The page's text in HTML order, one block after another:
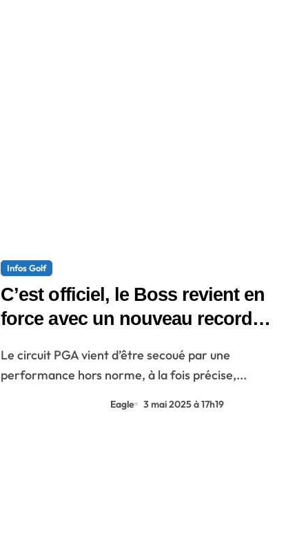
Infos Golf
C’est officiel, le Boss revient en
force avec un nouveau record
Le circuit PGA vient d’être secoué par une
performance hors norme, à la fois précise,...
Eagle 3 mai 2025 à 17h19